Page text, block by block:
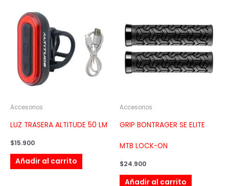
Accesorios
LUZ TRASERA ALTITUDE 50 LM
$15.900
Añadir al carrito
Accesorios
GRIP BONTRAGER SE ELITE
MTB LOCK-ON
$24.900
Añadir al carrito